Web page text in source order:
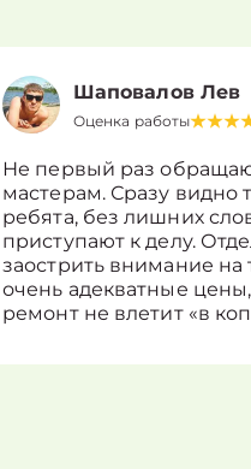
Шаповалов Лев
Оценка работы
Не первый раз
мастерам. Сразу видно
ребята, без лишних
приступают к делу.
заострить внимание на
очень адекватные
ремонт не влетит «в